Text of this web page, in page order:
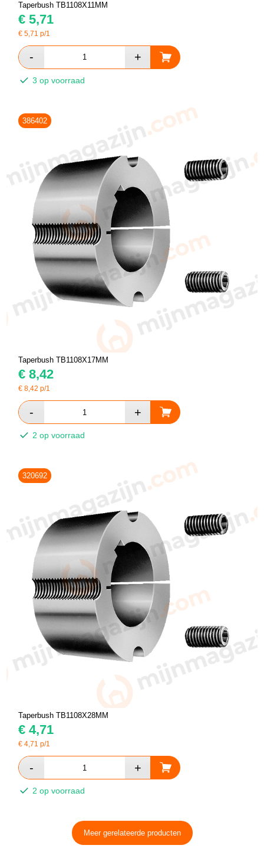
Taperbush TB1108X11MM
€ 5,71
€5,71 p/1
3 op voorraad
386402
Taperbush TB1108X17MM
€ 8,42
€8,42 p/1
2 op voorraad
320692
Taperbush TB1108X28MM
€ 4,71
€4,71 p/1
2 op voorraad
Meer gerelateerde producten